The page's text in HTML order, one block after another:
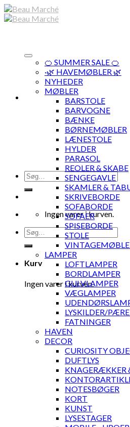
Skip
to
Søg
efter:
Ingen varer i kurven.
Søg
efter:
Kurv
Ingen varer i kurven.
🍊 SUMMER SALE 🍊
·🌿 HAVEMØBLER 🌿
NYHEDER
MØBLER
BARSTOLE
BARVOGNE
BÆNKE
BØRNEMØBLER
LÆNESTOLE
HYLDER
PARASOL
REOLER & SKABE
SENGEGAVLE
SKAMLER &
SKRIVEBORDE
SOFABORDE
SOFAER
SPISEBORDE
STOLE
LAMPER
LOFTLAMPER
BORDLAMPER
GULVLAMPER
VÆGLAMPER
LYSKILDER/
FATNINGER
HAVEN
DECOR
CURIOSITY
DUFTLYS
KNAGERÆKKER
NOTESBØGER
KORT
KUNST
LYSESTAGER